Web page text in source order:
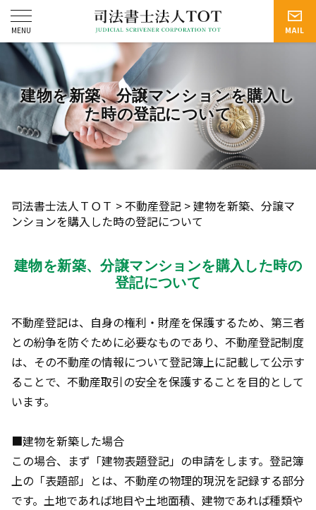
建物を新築、分譲マンションを購入し
た時の登記について
司法書士法人ＴＯＴ >不動産登記 >建物を新築、分譲マ
ンションを購入した時の登記について
建物を新築、分譲マンションを購入した時の
登記について
不動産登記は、自身の権利・財産を保護するため、第三者
との紛争を防ぐために必要なものであり、不動産登記制度
は、その不動産の情報について登記簿上に記載して公示す
ることで、不動産取引の安全を保護することを目的として
います。
■建物を新築した場合
この場合、まず「建物表題登記」の申請をします。登記簿
上の「表題部」とは、不動産の物理的現況を記録する部分
です。土地であれば地目や土地面積、建物であれば種類や